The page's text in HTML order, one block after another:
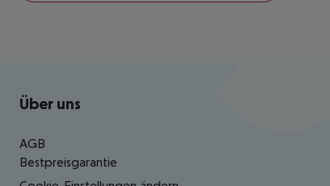
Footer navigation
Über uns
AGB
Bestpreisgarantie